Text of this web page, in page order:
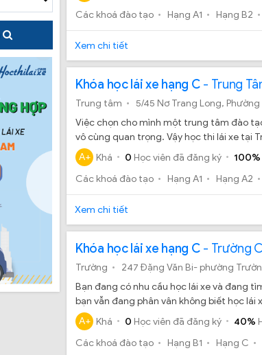
Các khoá đào tạo
Hạng A1 Hạng B2
Xem chi tiết
Khóa học lái xe hạng C - Trung
Trung tâm
Việc chọn cho mình một trung tâm đào
vô cùng quan trọng. Vậy học thi lái xe tại
đảm bảo tỷ lệ đậu tại TP.HCM hay không?
A+ Khá 0 Học viên đã đăng ký 100%
Các khoá đào tạo
Hạng A1 Hạng A2
Xem chi tiết
Khóa học lái xe hạng C - Trường
Trường
Bạn đang có nhu cầu học lái xe và đang
bạn vẫn đang phân vân không biết học
và đảm bảo có tấm bằng đúng hạn cho
A+ Khá 0 Học viên đã đăng ký 40%
Các khoá đào tạo
Hạng B1 Hạng C